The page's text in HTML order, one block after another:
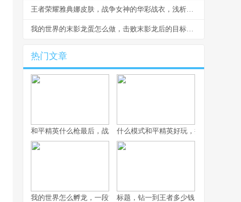
王者荣耀雅典娜皮肤，战争女神的华彩战衣，浅析皮肤设计与实战体验
我的世界的末影龙蛋怎么做，击败末影龙后的目标蓝图
热门文章
和平精英什么枪最后，战术博弈与心理博弈的终极考验
什么模式和平精英好玩，探寻战术竞技
我的世界怎么孵龙，一段古老传说的复苏之旅标题，钻一到王者多少钱，一场段位攀